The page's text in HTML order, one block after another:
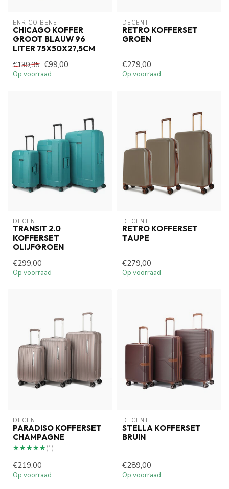
ENRICO BENETTI
CHICAGO KOFFER
GROOT BLAUW 96
LITER 75X50X27,5CM
€139,95 €99,00
Op voorraad
DECENT
RETRO KOFFERSET
GROEN
€279,00
Op voorraad
DECENT
TRANSIT 2.0
KOFFERSET
OLIJFGROEN
€299,00
Op voorraad
DECENT
RETRO KOFFERSET
TAUPE
€279,00
Op voorraad
DECENT
PARADISO KOFFERSET
CHAMPAGNE
★★★★★
★★★★★(1)
€219,00
Op voorraad
DECENT
STELLA KOFFERSET
BRUIN
€289,00
Op voorraad